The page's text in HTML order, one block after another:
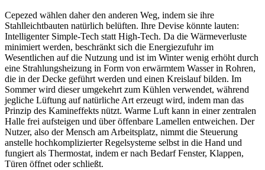
Cepezed wählen daher den anderen Weg, indem sie ihre
Stahlleichtbauten natürlich belüften. Ihre Devise könnte lauten:
Intelligenter Simple-Tech statt High-Tech. Da die Wärmeverluste
minimiert werden, beschränkt sich die Energiezufuhr im
Wesentlichen auf die Nutzung und ist im Winter wenig erhöht durch
eine Strahlungsheizung in Form von erwärmtem Wasser in Rohren,
die in der Decke geführt werden und einen Kreislauf bilden. Im
Sommer wird dieser umgekehrt zum Kühlen verwendet, während
jegliche Lüftung auf natürliche Art erzeugt wird, indem man das
Prinzip des Kamineffekts nützt. Warme Luft kann in einer zentralen
Halle frei aufsteigen und über öffenbare Lamellen entweichen. Der
Nutzer, also der Mensch am Arbeitsplatz, nimmt die Steuerung
anstelle hochkomplizierter Regelsysteme selbst in die Hand und
fungiert als Thermostat, indem er nach Bedarf Fenster, Klappen,
Türen öffnet oder schließt.